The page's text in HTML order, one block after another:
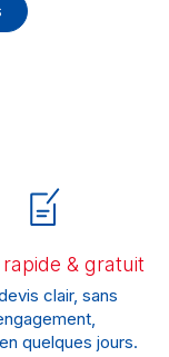
& gratuit
clair, sans
quelques jours.